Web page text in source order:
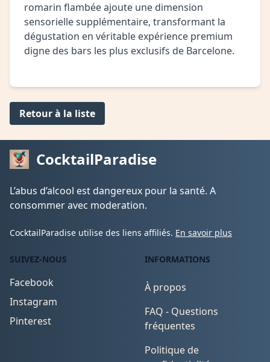
romarin flambée ajoute une dimension
sensorielle supplémentaire, transformant la
dégustation en véritable expérience premium
digne des bars les plus exclusifs de Barcelone.
Retour à la liste
CocktailParadise
L’abus d’alcool est dangereux pour la santé. A
consommer avec moderation.
CocktailParadise utilise des liens affiliés. En savoir plus
SUIVEZ-NOUS
Facebook
Instagram
Pinterest
INFORMATIONS
À propos
FAQ - Questions
fréquentes
Politique de